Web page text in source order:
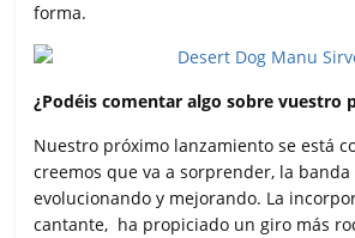
forma.
¿Podéis comentar algo sobre vuestro
Nuestro próximo lanzamiento se está
creemos que va a sorprender, la banda
evolucionando y mejorando. La
cantante, ha propiciado un giro más